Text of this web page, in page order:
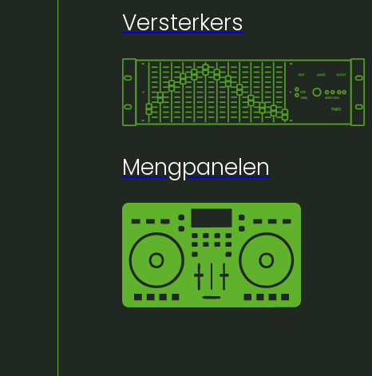
Versterkers
Mengpanelen